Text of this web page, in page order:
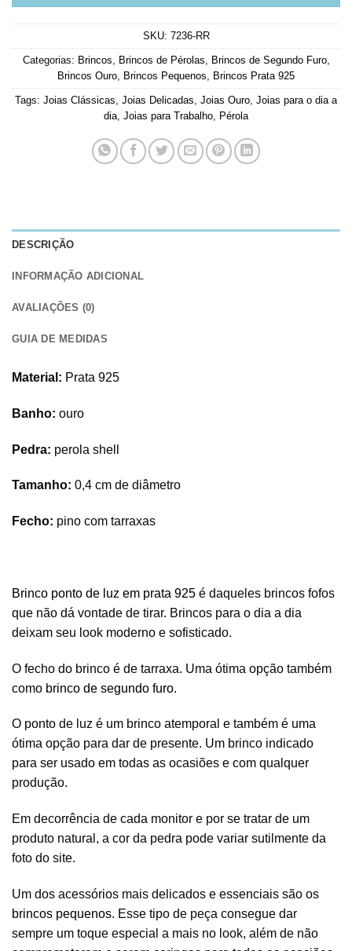
SKU: 7236-RR
Categorias: Brincos, Brincos de Pérolas, Brincos de Segundo Furo,
Brincos Ouro, Brincos Pequenos, Brincos Prata 925
Tags: Joias Clássicas, Joias Delicadas, Joias Ouro, Joias para o dia a
dia, Joias para Trabalho, Pérola
DESCRIÇÃO
INFORMAÇÃO ADICIONAL
AVALIAÇÕES (0)
GUIA DE MEDIDAS
Material: Prata 925
Banho: ouro
Pedra: perola shell
Tamanho: 0,4 cm de diâmetro
Fecho: pino com tarraxas
Brinco ponto de luz em prata 925 é daqueles brincos fofos
que não dá vontade de tirar. Brincos para o dia a dia
deixam seu look moderno e sofisticado.
O fecho do brinco é de tarraxa. Uma ótima opção também
como brinco de segundo furo.
O ponto de luz é um brinco atemporal e também é uma
ótima opção para dar de presente. Um brinco indicado
para ser usado em todas as ocasiões e com qualquer
produção.
Em decorrência de cada monitor e por se tratar de um
produto natural, a cor da pedra pode variar sutilmente da
foto do site.
Um dos acessórios mais delicados e essenciais são os
brincos pequenos. Esse tipo de peça consegue dar
sempre um toque especial a mais no look, além de não